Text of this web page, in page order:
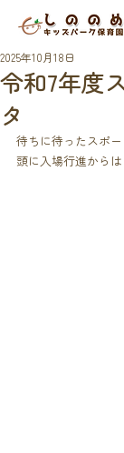
令和7年度
タ
2025年10月18日
待ちに待ったスポ
頭に入場行進からは